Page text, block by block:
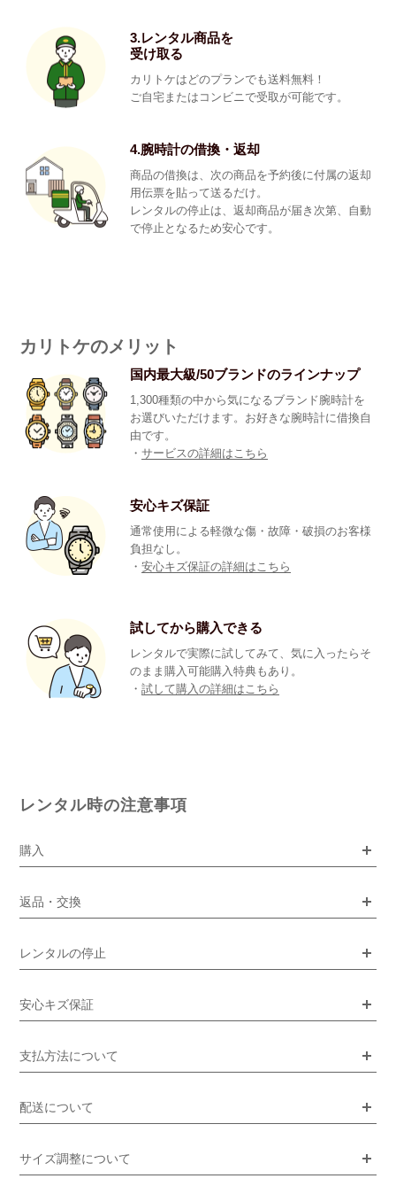
3.レンタル商品を
受け取る
カリトケはどのプランでも送料無料！
ご自宅またはコンビニで受取が可能です。
4.腕時計の借換・返却
商品の借換は、次の商品を予約後に付属の返却
用伝票を貼って送るだけ。
レンタルの停止は、返却商品が届き次第、自動
で停止となるため安心です。
カリトケのメリット
国内最大級/50ブランドのラインナップ
1,300種類の中から気になるブランド腕時計を
お選びいただけます。お好きな腕時計に借換自
由です。
・サービスの詳細はこちら
安心キズ保証
通常使用による軽微な傷・故障・破損のお客様
負担なし。
・安心キズ保証の詳細はこちら
試してから購入できる
レンタルで実際に試してみて、気に入ったらそ
のまま購入可能購入特典もあり。
・試して購入の詳細はこちら
レンタル時の注意事項
購入
返品・交換
レンタルの停止
安心キズ保証
支払方法について
配送について
サイズ調整について